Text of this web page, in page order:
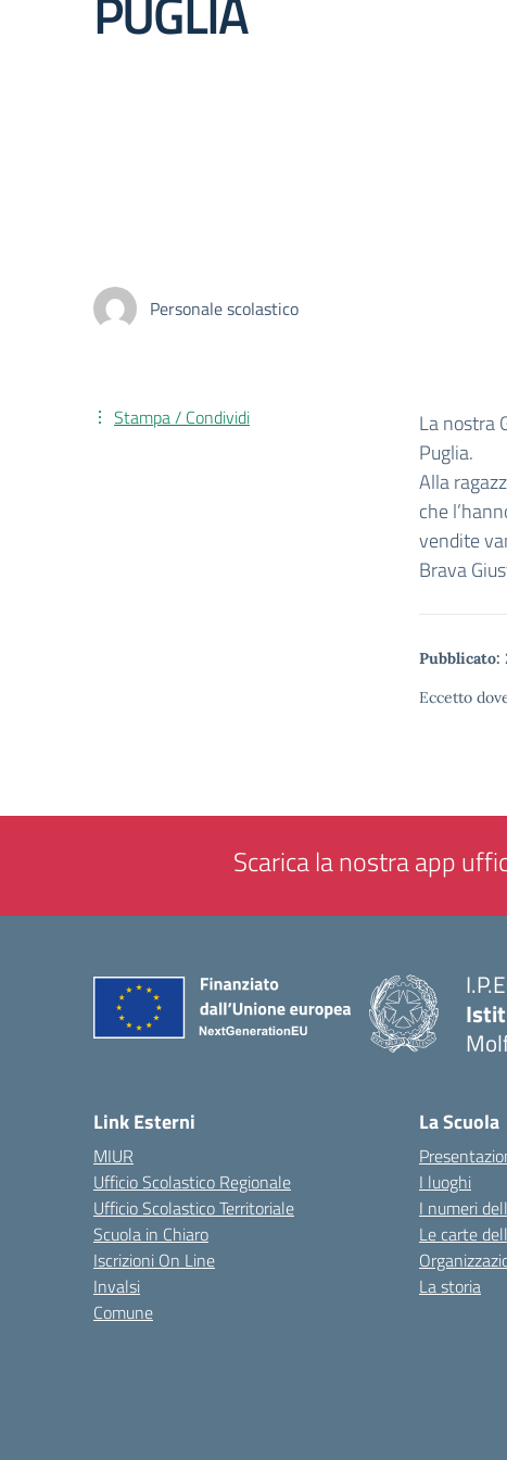
Personale scolastico
La nostra
Puglia.
Alla
che
vendite
Brava
Pubblicato:
Eccetto
Stampa / Condividi
Scarica la nostra app
Link Esterni
MIUR
Ufficio Scolastico Regionale
Ufficio Scolastico Territoriale
Scuola in Chiaro
Iscrizioni On Line
Invalsi
Comune
La Scuola
I luoghi
I numeri
Le carte
La storia